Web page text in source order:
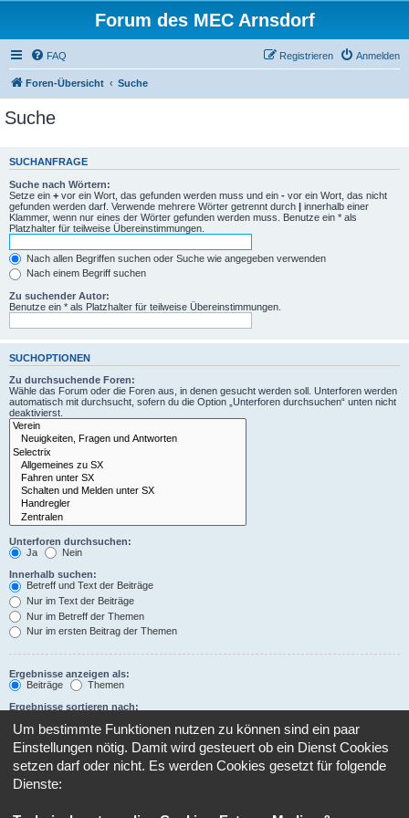
Forum des MEC Arnsdorf
FAQ Anmelden
Registrieren
Foren-Übersicht Suche
Suche
SUCHANFRAGE
Suche nach Wörtern:
Setze ein + vor ein Wort, das gefunden werden muss und ein - vor ein Wort, das nicht
gefunden werden darf. Verwende mehrere Wörter getrennt durch | innerhalb einer
Klammer, wenn nur eines der Wörter gefunden werden muss. Benutze ein * als
Platzhalter für teilweise Übereinstimmungen.
Nach allen Begriffen suchen oder Suche wie angegeben verwenden
Nach einem Begriff suchen
Zu suchender Autor:
Benutze ein * als Platzhalter für teilweise Übereinstimmungen.
SUCHOPTIONEN
Zu durchsuchende Foren:
Wähle das Forum oder die Foren aus, in denen gesucht werden soll. Unterforen werden
automatisch mit durchsucht, sofern du die Option „Unterforen durchsuchen“ unten nicht
deaktivierst.
Unterforen durchsuchen:
Ja
Nein
Innerhalb suchen:
Betreff und Text der Beiträge
Nur im Text der Beiträge
Nur im Betreff der Themen
Nur im ersten Beitrag der Themen
Ergebnisse anzeigen als:
Beiträge
Themen
Ergebnisse sortieren nach:
Suchzeitraum begrenzen:
Die ersten:
Um bestimmte Funktionen nutzen zu können sind ein paar
Einstellungen nötig. Damit wird gesteuert ob ein Dienst Cookies
setzen darf oder nicht. Es werden Cookies gesetzt für folgende
Dienste: